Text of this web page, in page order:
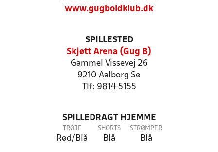
www.gugboldklub.dk
SPILLESTED
Skjøtt Arena (Gug B)
Gammel Vissevej 26
9210 Aalborg Sø
Tlf: 9814 5155
SPILLEDRAGT HJEMME
TRØJE
Rød/Blå
SHORTS
Blå
STRØMPER
Blå